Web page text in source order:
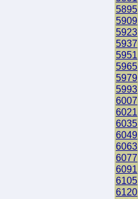
5895
5909
5923
5937
5951
5965
5979
5993
6007
6021
6035
6049
6063
6077
6091
6105
6120